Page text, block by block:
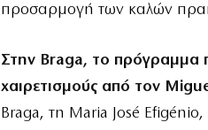
προσαρμογή των καλών
Στην Braga, το πρόγραμμα
χαιρετισμούς από τον
Braga, τη Maria José